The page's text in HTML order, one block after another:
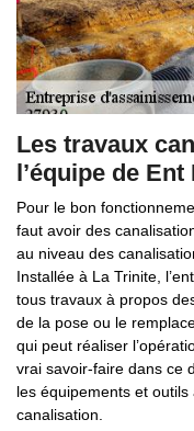
Les travaux
l’équipe de
Pour le bon
faut avoir des
au niveau des
Installée à La Trinite,
tous travaux à propos
de la pose ou le
qui peut réaliser
vrai savoir-faire dans ce
les équipements et
canalisation.